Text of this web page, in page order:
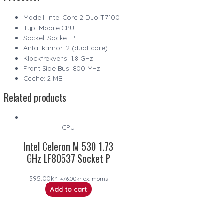
Modell: Intel Core 2 Duo T7100
Typ: Mobile CPU
Sockel: Socket P
Antal kärnor: 2 (dual-core)
Klockfrekvens: 1,8 GHz
Front Side Bus: 800 MHz
Cache: 2 MB
Related products
CPU
Intel Celeron M 530 1.73
GHz LF80537 Socket P
595.00kr 476.00kr ex. moms
Add to cart